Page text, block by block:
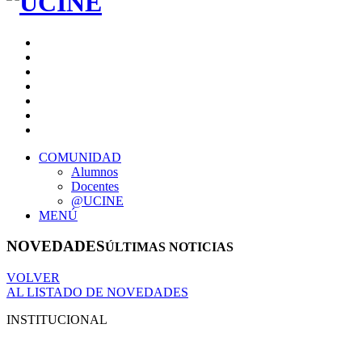
COMUNIDAD
Alumnos
Docentes
@UCINE
MENÚ
NOVEDADESÚLTIMAS NOTICIAS
VOLVER
AL LISTADO DE NOVEDADES
INSTITUCIONAL